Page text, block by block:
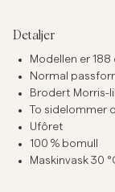
Detaljer
Modellen er
Normal
Brodert Morris-
To
Ufôret
100 % bomull
Maskinvask 30